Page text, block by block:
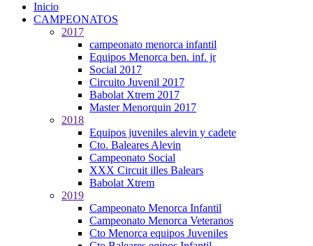
Inicio
CAMPEONATOS
2017
campeonato menorca infantil
Equipos Menorca ben. inf. jr
Social 2017
Circuito Juvenil 2017
Babolat Xtrem 2017
Master Menorquin 2017
2018
Equipos juveniles alevin y cadete
Cto. Baleares Alevin
Campeonato Social
XXX Circuit illes Balears
Babolat Xtrem
2019
Campeonato Menorca Infantil
Campeonato Menorca Veteranos
Cto Menorca equipos Juveniles